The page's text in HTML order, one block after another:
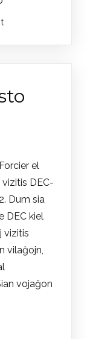
on
Jozičić
el
DEC-
Dum sia
DEC kiel
vizitis
vilaĝojn,
vojaĝon